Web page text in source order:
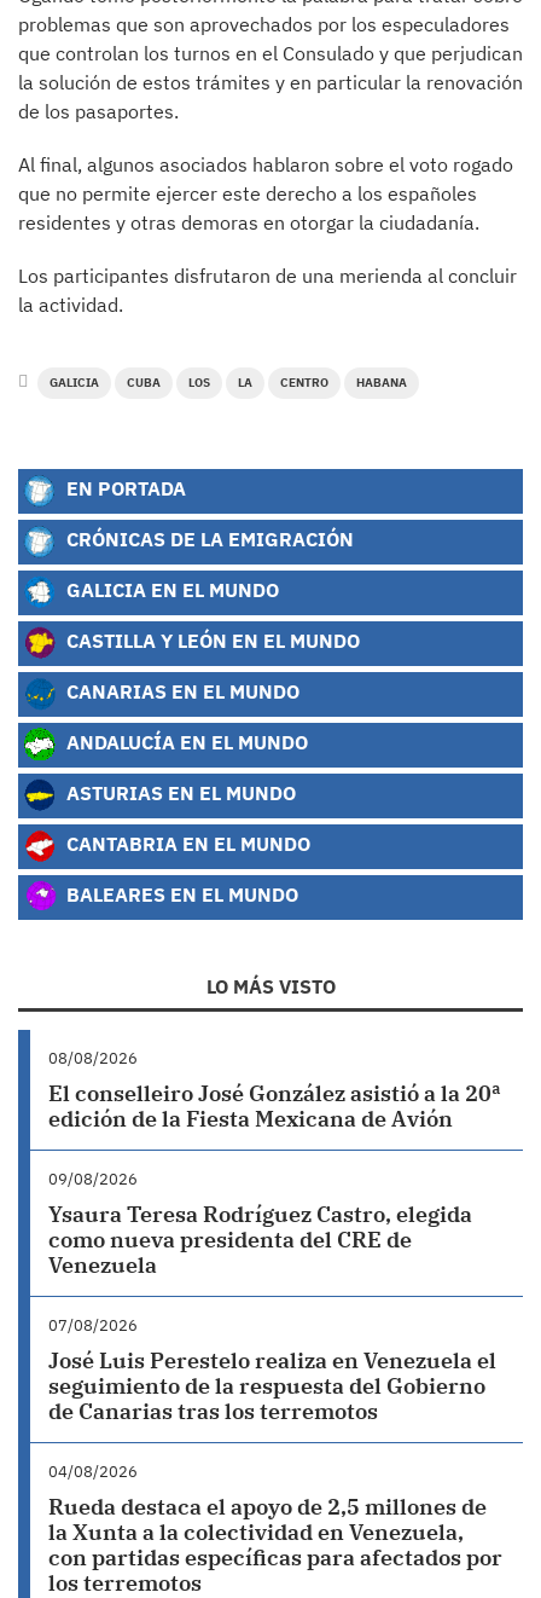
problemas que son aprovechados por los especuladores
que controlan los turnos en el Consulado y que perjudican
la solución de estos trámites y en particular la renovación
de los pasaportes.
Al final, algunos asociados hablaron sobre el voto rogado
que no permite ejercer este derecho a los españoles
residentes y otras demoras en otorgar la ciudadanía.
Los participantes disfrutaron de una merienda al concluir
la actividad.
GALICIA CUBA LOS LA CENTRO HABANA
EN PORTADA
CRÓNICAS DE LA EMIGRACIÓN
GALICIA EN EL MUNDO
CASTILLA Y LEÓN EN EL MUNDO
CANARIAS EN EL MUNDO
ANDALUCÍA EN EL MUNDO
ASTURIAS EN EL MUNDO
CANTABRIA EN EL MUNDO
BALEARES EN EL MUNDO
LO MÁS VISTO
08/08/2026
El conselleiro José González asistió a la 20ª
edición de la Fiesta Mexicana de Avión
09/08/2026
Ysaura Teresa Rodríguez Castro, elegida
como nueva presidenta del CRE de
Venezuela
07/08/2026
José Luis Perestelo realiza en Venezuela el
seguimiento de la respuesta del Gobierno
de Canarias tras los terremotos
04/08/2026
Rueda destaca el apoyo de 2,5 millones de
la Xunta a la colectividad en Venezuela,
con partidas específicas para afectados por
los terremotos